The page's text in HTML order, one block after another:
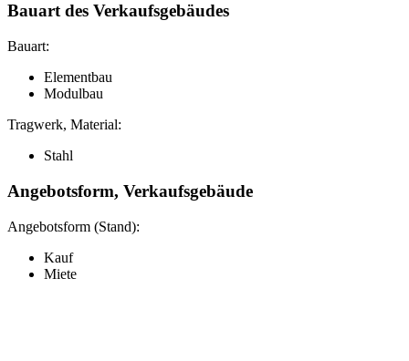
Bauart des Verkaufsgebäudes
Bauart:
Elementbau
Modulbau
Tragwerk, Material:
Stahl
Angebotsform, Verkaufsgebäude
Angebotsform (Stand):
Kauf
Miete